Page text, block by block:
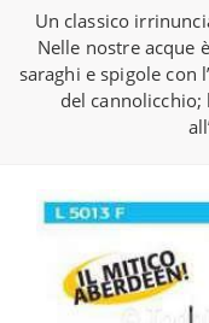
Un classico
Nelle nostre acque
saraghi e spigole con
del